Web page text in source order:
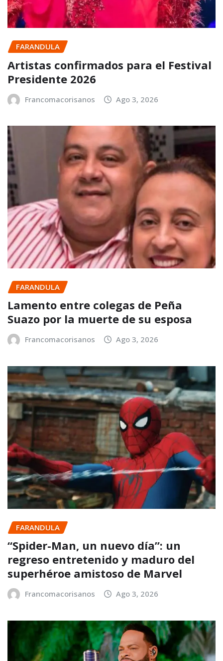
FARANDULA
Artistas confirmados para el Festival
Presidente 2026
Francomacorisanos Ago 3, 2026
FARANDULA
Lamento entre colegas de Peña
Suazo por la muerte de su esposa
Francomacorisanos Ago 3, 2026
FARANDULA
“Spider-Man, un nuevo día”: un
regreso entretenido y maduro del
superhéroe amistoso de Marvel
Francomacorisanos Ago 3, 2026